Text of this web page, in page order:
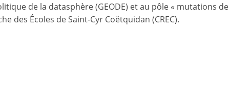
de la datasphère (GEODE) et au pôle « mutations
des Écoles de Saint-Cyr Coëtquidan (CREC).